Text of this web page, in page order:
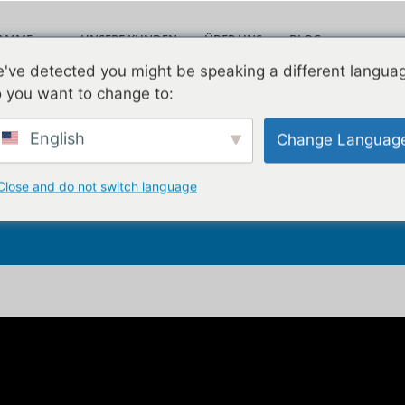
UNSERE KUNDEN ÜBER UNS BLOG
VIDEOS KONTAKT
Verkauf
detected you might be speaking a different
you want to change to:
English Change
and do not switch language